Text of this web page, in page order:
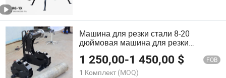
Машина для резки стали 8-20
дюймовая машина для резки
стальных труб, машина для нарезки
канавок
1 250,00-1 450,00 $ FOB
1 Комплект (MOQ)